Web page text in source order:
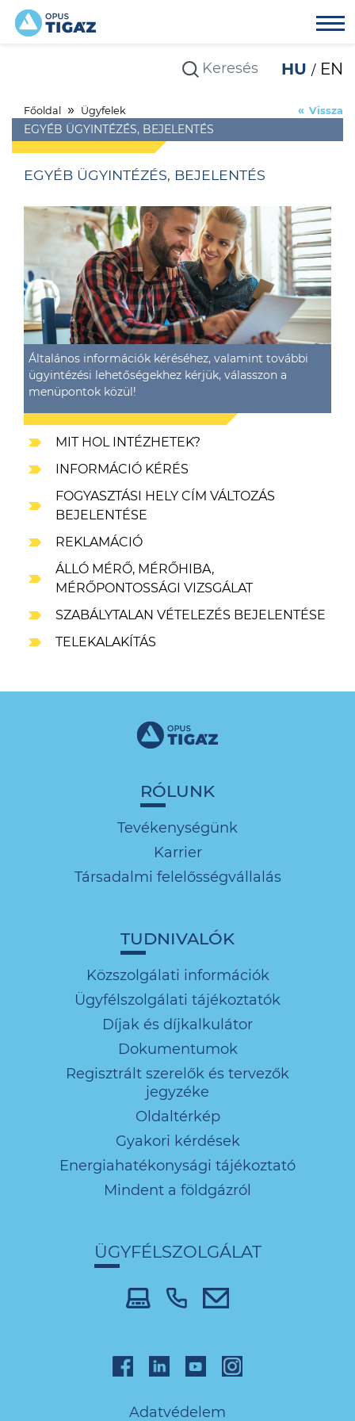
HU EN
Főoldal Ügyfelek
EGYÉB ÜGYINTÉZÉS, BEJELENTÉS
Vissza
EGYÉB ÜGYINTÉZÉS, BEJELENTÉS
Általános információk kéréséhez, valamint további
ügyintézési lehetőségekhez kérjük, válasszon a
menüpontok közül!
MIT HOL INTÉZHETEK?
INFORMÁCIÓ KÉRÉS
FOGYASZTÁSI HELY CÍM VÁLTOZÁS
BEJELENTÉSE
REKLAMÁCIÓ
ÁLLÓ MÉRŐ, MÉRŐHIBA,
MÉRŐPONTOSSÁGI VIZSGÁLAT
SZABÁLYTALAN VÉTELEZÉS BEJELENTÉSE
TELEKALAKÍTÁS
RÓLUNK
Tevékenységünk
Karrier
Társadalmi felelősségvállalás
TUDNIVALÓK
Közszolgálati információk
Ügyfélszolgálati tájékoztatók
Díjak és díjkalkulátor
Dokumentumok
Regisztrált szerelők és tervezők
jegyzéke
Oldaltérkép
Gyakori kérdések
Energiahatékonysági tájékoztató
Mindent a földgázról
ÜGYFÉLSZOLGÁLAT
Adatvédelem